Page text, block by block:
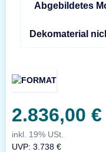
Abgebildetes
Dekomaterial
2.836,00 €
inkl. 19% USt.
UVP: 3.738 €